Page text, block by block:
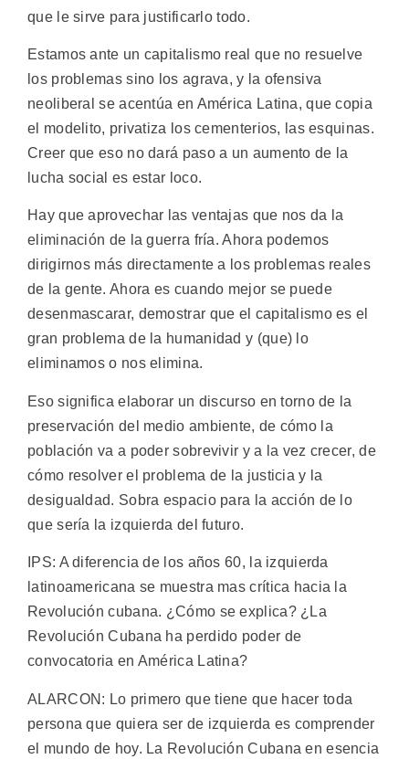
que le sirve para justificarlo todo.
Estamos ante un capitalismo real que no resuelve
los problemas sino los agrava, y la ofensiva
neoliberal se acentúa en América Latina, que copia
el modelito, privatiza los cementerios, las esquinas.
Creer que eso no dará paso a un aumento de la
lucha social es estar loco.
Hay que aprovechar las ventajas que nos da la
eliminación de la guerra fría. Ahora podemos
dirigirnos más directamente a los problemas reales
de la gente. Ahora es cuando mejor se puede
desenmascarar, demostrar que el capitalismo es el
gran problema de la humanidad y (que) lo
eliminamos o nos elimina.
Eso significa elaborar un discurso en torno de la
preservación del medio ambiente, de cómo la
población va a poder sobrevivir y a la vez crecer, de
cómo resolver el problema de la justicia y la
desigualdad. Sobra espacio para la acción de lo
que sería la izquierda del futuro.
IPS: A diferencia de los años 60, la izquierda
latinoamericana se muestra mas crítica hacia la
Revolución cubana. ¿Cómo se explica? ¿La
Revolución Cubana ha perdido poder de
convocatoria en América Latina?
ALARCON: Lo primero que tiene que hacer toda
persona que quiera ser de izquierda es comprender
el mundo de hoy. La Revolución Cubana en esencia